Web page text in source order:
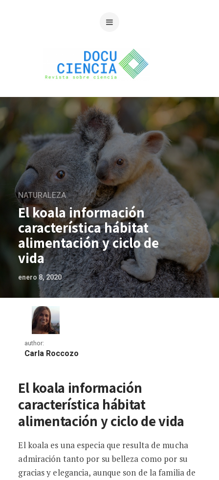
NATURALEZA
El koala información
característica hábitat
alimentación y ciclo de
vida
enero 8, 2020
author:
Carla Roccozo
El koala información característica
El koala información
característica hábitat
alimentación y ciclo de vida
El koala es una especia que resulta de mucha
admiración tanto por su belleza como por su
gracias y elegancia, aunque son de la familia de